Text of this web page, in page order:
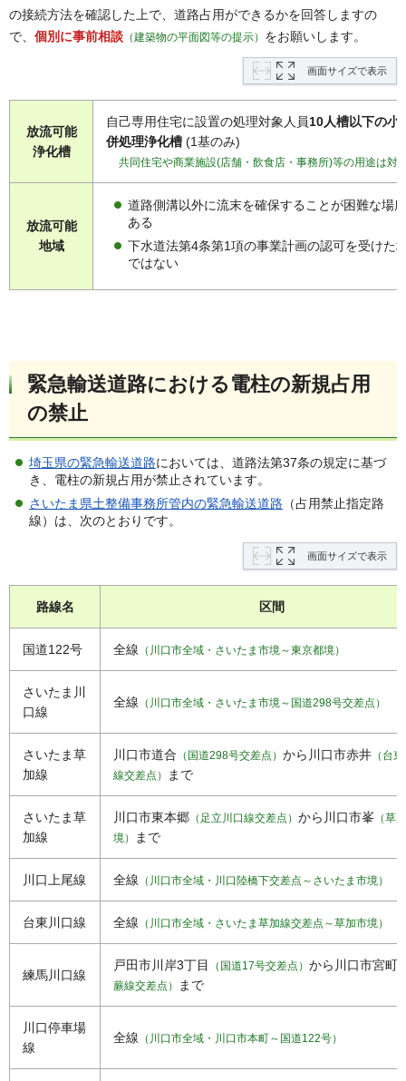
の接続方法を確認した上で、道路占用ができるかを回答しますの
で、 個別に事前相談 （建築物の平面図等の提示） をお願いします。
画面サイズで表示
放流可能
浄化槽
自己専用住宅に設置の処理対象人員10人槽以下の小
併処理浄化槽 (1基のみ)
共同住宅や商業施設(店舗・飲食店・事務所)等の用途は対
放流可能
地域
道路側溝以外に流末を確保することが困難な場
ある
下水道法第4条第1項の事業計画の認可を受けた
ではない
緊急輸送道路における電柱の新規占用
の禁止
埼玉県の緊急輸送道路においては、道路法第37条の規定に基づ
き、電柱の新規占用が禁止されています。
さいたま県土整備事務所管内の緊急輸送道路 （占用禁止指定路
線）は、次のとおりです。
画面サイズで表示
路線名 区間
国道122号 全線 （川口市全域・さいたま市境～東京都境）
さいたま川
口線
全線 （川口市全域・さいたま市境～国道298号交差点）
さいたま草
加線
川口市道合 （国道298号交差点） から川口市赤井 （台
線交差点）
まで
さいたま草
加線
川口市東本郷 （足立川口線交差点） から川口市峯 （草
境）
まで
川口上尾線 全線 （川口市全域・川口陸橋下交差点～さいたま市境）
台東川口線 全線 （川口市全域・さいたま草加線交差点～草加市境）
練馬川口線
戸田市川岸3丁目 （国道17号交差点） から川口市宮町
蕨線交差点）
まで
川口停車場
線
全線 （川口市全域・川口市本町～国道122号）